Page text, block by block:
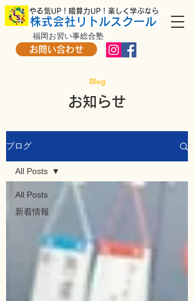
​ やる気UP！暗算力UP！楽しく学ぶなら
株式会社リトルスクール
お問い合わせ
福岡お習い事総合塾
Blog
お知らせ
ブログ
All Posts
新着情報
All Posts